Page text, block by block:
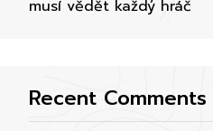
musí vědět každý hráč
Recent Comments